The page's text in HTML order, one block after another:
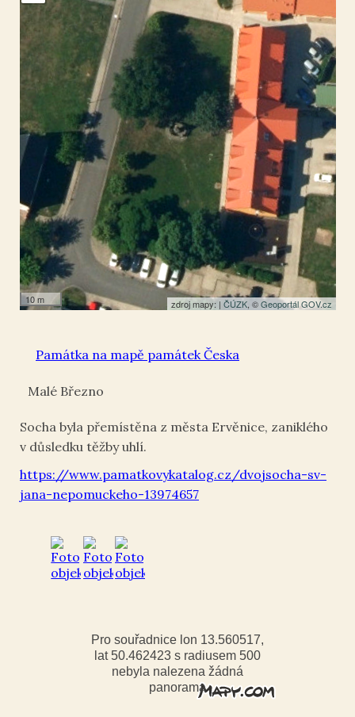
10 m zdroj mapy: | ČÚZK, ©Geoportál GOV.cz
Malé Březno
50.462423, 13.560517
Socha
Památka na mapě památek Česka
Malé Březno
Socha byla přemístěna z města Ervěnice, zaniklého
v důsledku těžby uhlí.
https://www.pamatkovykatalog.cz/dvojsocha-sv-
jana-nepomuckeho-13974657
Pro souřadnice lon 13.560517,
lat 50.462423 s radiusem 500
nebyla nalezena žádná
panorama